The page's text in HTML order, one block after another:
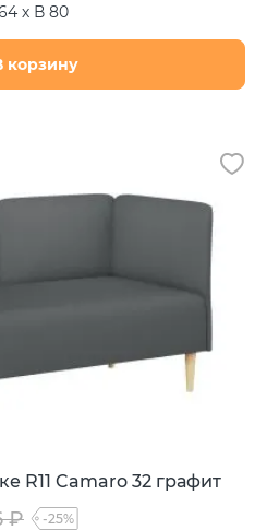
х В 80
корзину
R11 Camaro 32 графит
₽ -25%